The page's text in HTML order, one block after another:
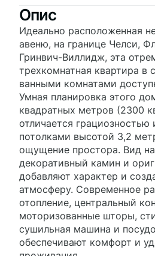
Опис
Идеально расположенная
авеню, на границе Челси,
Гринвич-Виллидж, эта
трехкомнатная квартира в
ванными комнатами
Умная планировка этого
квадратных метров (2300
отличается
потолками высотой 3,2
ощущение простора. Вид
декоративный камин и
добавляют характер и
атмосферу. Современное
отопление, центральный
моторизованные шторы,
сушильная машина и
обеспечивают комфорт и